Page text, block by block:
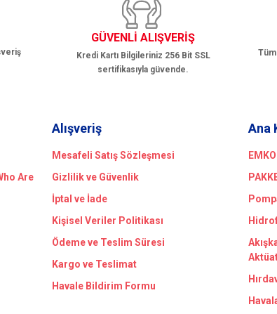
GÜVENLİ ALIŞVERİŞ
Kredi Kartı Bilgileriniz 256 Bit SSL
sertifikasıyla güvende.
Tüm
Are
Alışveriş
Mesafeli Satış Sözleşmesi
Gizlilik ve Güvenlik
İptal ve İade
Kişisel Veriler Politikası
Ödeme ve Teslim Süresi
Kargo ve Teslimat
Havale Bildirim Formu
Ana